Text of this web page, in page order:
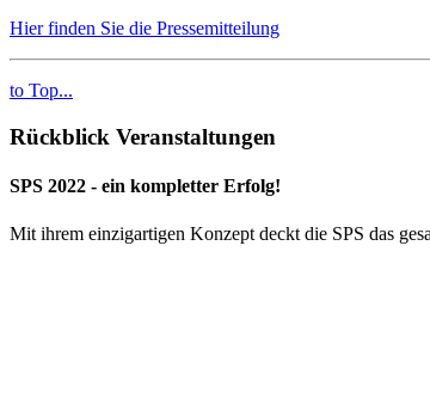
Hier finden Sie die Pressemitteilung
to Top...
Rückblick Veranstaltungen
SPS 2022 - ein kompletter Erfolg!
Mit ihrem einzigartigen Konzept deckt die SPS das